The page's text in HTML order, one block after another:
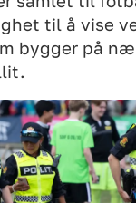
til å vise
bygger på